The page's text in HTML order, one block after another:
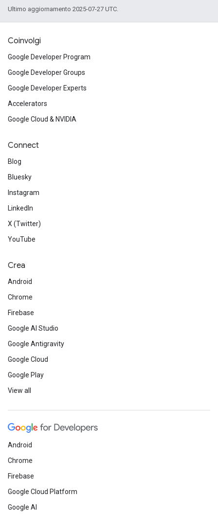
Ultimo aggiornamento 2025-07-27 UTC.
Coinvolgi
Google Developer Program
Google Developer Groups
Google Developer Experts
Accelerators
Google Cloud & NVIDIA
Connect
Blog
Bluesky
Instagram
LinkedIn
X (Twitter)
YouTube
Crea
Android
Chrome
Firebase
Google AI Studio
Google Antigravity
Google Cloud
Google Play
View all
Android
Chrome
Firebase
Google Cloud Platform
Google AI